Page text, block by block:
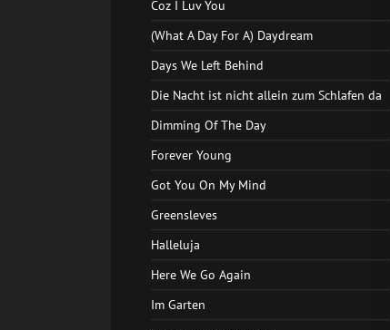
Coz I Luv You
(What A Day For A) Daydream
Days We Left Behind
Die Nacht ist nicht allein zum Schlafen da
Dimming Of The Day
Forever Young
Got You On My Mind
Greensleves
Halleluja
Here We Go Again
Im Garten